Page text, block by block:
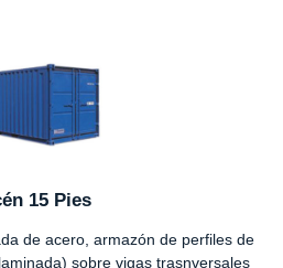
15 Pies
de acero, armazón de perfiles de
sobre vigas trasnversales